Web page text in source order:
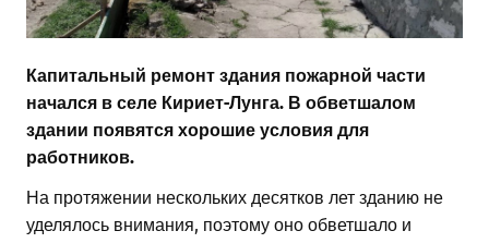
Капитальный ремонт здания пожарной части
начался в селе Кириет-Лунга. В обветшалом
здании появятся хорошие условия для
работников.
На протяжении нескольких десятков лет зданию не
уделялось внимания, поэтому оно обветшало и